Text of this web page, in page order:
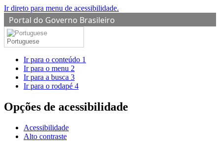
Ir direto para menu de acessibilidade.
Portal do Governo Brasileiro
Portuguese
Ir para o conteúdo 1
Ir para o menu 2
Ir para a busca 3
Ir para o rodapé 4
Opções de acessibilidade
Acessibilidade
Alto contraste